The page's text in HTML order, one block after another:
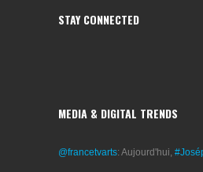
STAY CONNECTED
MEDIA & DIGITAL TRENDS
@francetvarts: Aujourd'hui,